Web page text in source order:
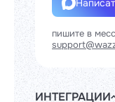
пишите в
ИНТЕГРАЦИИ